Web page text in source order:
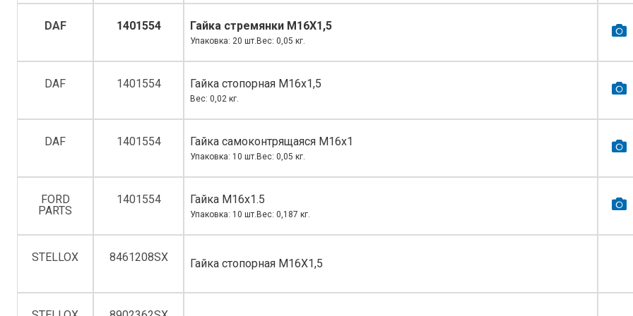
DAF 1401554 Гайка стремянки M16X1,5
Упаковка: 20 шт.Вес: 0,05 кг.
DAF 1401554 Гайка стопорная M16х1,5
Вес: 0,02 кг.
DAF 1401554 Гайка самоконтрящаяся M16х1
Упаковка: 10 шт.Вес: 0,05 кг.
FORD
PARTS
1401554 Гайка M16х1.5
Упаковка: 10 шт.Вес: 0,187 кг.
STELLOX 8461208SX Гайка стопорная M16X1,5